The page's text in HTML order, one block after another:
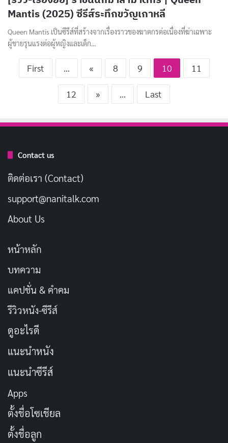
Mantis (2025) ซีรีส์ระทึกขวัญเกาหลี
Queen Mantis เป็นซีรีส์ที่สร้างจากเรื่องราวของฆาตกรต่อเนื่องที่ฆ่าเฉพาะ
ผู้ชายรุนแรงต่อผู้หญิงและเด็ก…
First ... « 8 9 10 11
12 » ... Last
Contact us
ติดต่อเรา (Contact)
support@nanitalk.com
About Us
หน้าหลัก
บทความ
แคปชั่น & คำคม
รีวิวหนัง-ซีรีส์
ดูอะไรดี
แนะนำหนัง
แนะนำซีรีส์
Apps
ตั้งชื่อโซเชียล
ตั้งชื่อลูก